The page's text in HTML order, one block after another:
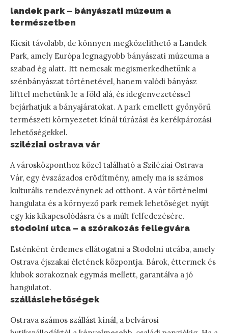
landek park – bányászati múzeum a
természetben
Kicsit távolabb, de könnyen megközelíthető a Landek
Park, amely Európa legnagyobb bányászati múzeuma a
szabad ég alatt. Itt nemcsak megismerkedhetünk a
szénbányászat történetével, hanem valódi bányász
lifttel mehetünk le a föld alá, és idegenvezetéssel
bejárhatjuk a bányajáratokat. A park emellett gyönyörű
természeti környezetet kínál túrázási és kerékpározási
lehetőségekkel.
sziléziai ostrava vár
A városközponthoz közel található a Sziléziai Ostrava
Vár, egy évszázados erődítmény, amely ma is számos
kulturális rendezvénynek ad otthont. A vár történelmi
hangulata és a környező park remek lehetőséget nyújt
egy kis kikapcsolódásra és a múlt felfedezésére.
stodolní utca – a szórakozás fellegvára
Esténként érdemes ellátogatni a Stodolní utcába, amely
Ostrava éjszakai életének központja. Bárok, éttermek és
klubok sorakoznak egymás mellett, garantálva a jó
hangulatot.
szálláslehetőségek
Ostrava számos szállást kínál, a belvárosi